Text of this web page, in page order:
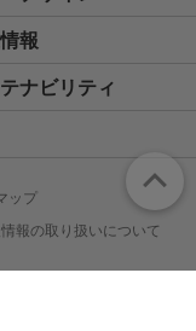
報
ナビリティ
ップ
報の取り扱いについて